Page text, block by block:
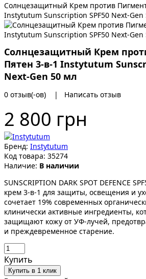
Солнцезащитный Крем против
Instytutum Sunscription SPF50 Next-Gen
Солнцезащитный Крем
Пятен 3-в-1 Instytutum
Next-Gen 50 мл
0 отзыв(-ов) | Написать отзыв
2 800 грн
Бренд: Instytutum
Код товара: 35274
Наличие: В наличии
SUNSCRIPTION DARK SPOT DEFENCE
крем 3-в-1 для защиты, освещения и
сочетает 19% современных
клинически активные ингредиенты,
защищают кожу от УФ-лучей,
и преждевременное старение.
Купить
Купить в 1 клик